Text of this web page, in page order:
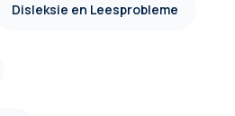
Disleksie en Leesprobleme